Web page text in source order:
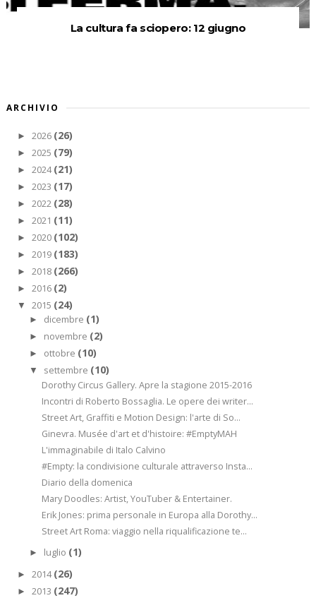
La cultura fa sciopero: 12 giugno
ARCHIVIO
► 2026 (26)
► 2025 (79)
► 2024(21)
► 2023 (17)
► 2022 (28)
► 2021 (11)
► 2020 (102)
► 2019 (183)
► 2018 (266)
► 2016 (2)
▼ 2015 (24)
► dicembre (1)
► novembre (2)
► ottobre (10)
▼ settembre (10)
Dorothy Circus Gallery. Apre la stagione 2015-2016
Incontri di Roberto Bossaglia. Le opere dei writer...
Street Art, Graffiti e Motion Design: l'arte di So...
Ginevra. Musée d'art et d'histoire: #EmptyMAH
L'immaginabile di Italo Calvino
#Empty: la condivisione culturale attraverso Insta...
Diario della domenica
Mary Doodles: Artist, YouTuber & Entertainer.
Erik Jones: prima personale in Europa alla Dorothy...
Street Art Roma: viaggio nella riqualificazione te...
► luglio (1)
► 2014(26)
► 2013 (247)